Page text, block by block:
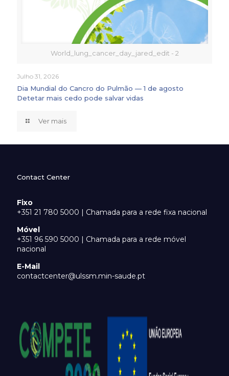
World_lung_cancer_day_jared_edit - 2
Julho 31, 2026
Dia Mundial do Cancro do Pulmão — 1 de agosto
Detetar mais cedo pode salvar vidas
Ver mais
Contact Center
Fixo
+351 21 780 5000 | Chamada para a rede fixa nacional
Móvel
+351 96 590 5000 | Chamada para a rede móvel
nacional
E-Mail
contactcenter@ulssm.min-saude.pt